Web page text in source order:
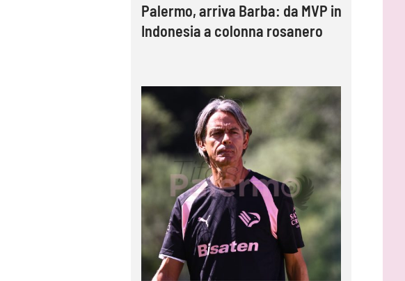
Palermo, arriva Barba: da MVP in
Indonesia a colonna rosanero